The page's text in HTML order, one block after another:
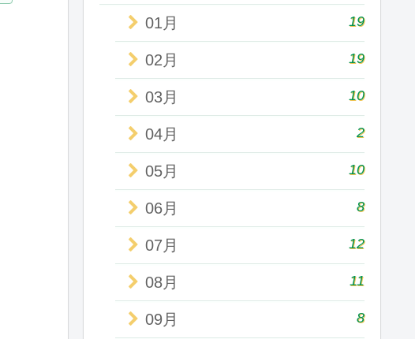
01月 19
02月 19
03月 10
04月 2
05月 10
06月 8
07月 12
08月 11
09月 8